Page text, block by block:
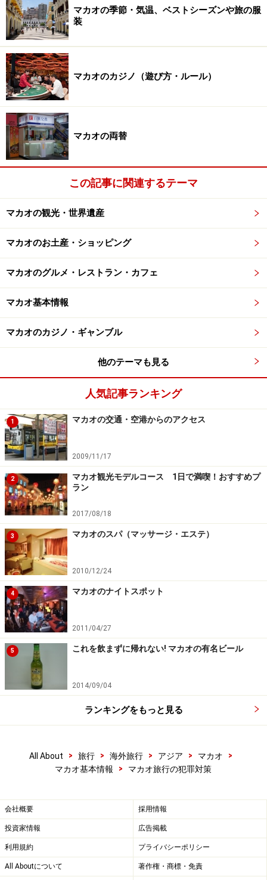
マカオの季節・気温、ベストシーズンや旅の服
装
マカオのカジノ（遊び方・ルール）
マカオの両替
この記事に関連するテーマ
マカオの観光・世界遺産
マカオのお土産・ショッピング
マカオのグルメ・レストラン・カフェ
マカオ基本情報
マカオのカジノ・ギャンブル
他のテーマも見る
人気記事ランキング
1 マカオの交通・空港からのアクセス
2009/11/17
2
マカオ観光モデルコース 1日で満喫！おすすめプ
ラン
2017/08/18
3 マカオのスパ（マッサージ・エステ）
2010/12/24
4 マカオのナイトスポット
2011/04/27
5 これを飲まずに帰れない! マカオの有名ビール
2014/09/04
ランキングをもっと見る
All About > 旅行 > 海外旅行 > アジア > マカオ
>
マカオ基本情報
> マカオ旅行の犯罪対策
会社概要 採用情報
投資家情報 広告掲載
利用規約 プライバシーポリシー
All Aboutについて 著作権・商標・免責